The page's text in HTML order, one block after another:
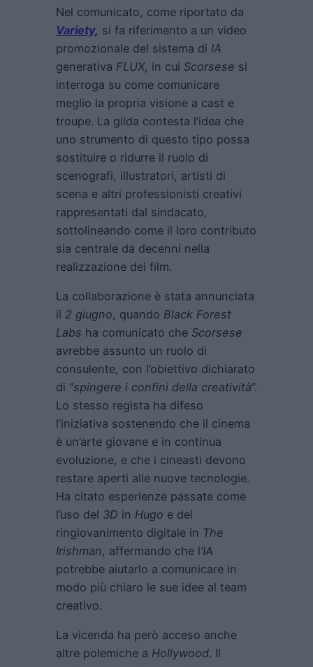
Nel comunicato, come riportato da
Variety, si fa riferimento a un video
promozionale del sistema di IA
generativa FLUX, in cui Scorsese si
interroga su come comunicare
meglio la propria visione a cast e
troupe. La gilda contesta l’idea che
uno strumento di questo tipo possa
sostituire o ridurre il ruolo di
scenografi, illustratori, artisti di
scena e altri professionisti creativi
rappresentati dal sindacato,
sottolineando come il loro contributo
sia centrale da decenni nella
realizzazione dei film.
La collaborazione è stata annunciata
il 2 giugno, quando Black Forest
Labs ha comunicato che Scorsese
avrebbe assunto un ruolo di
consulente, con l’obiettivo dichiarato
di “spingere i confini della creatività”.
Lo stesso regista ha difeso
l’iniziativa sostenendo che il cinema
è un’arte giovane e in continua
evoluzione, e che i cineasti devono
restare aperti alle nuove tecnologie.
Ha citato esperienze passate come
l’uso del 3D in Hugo e del
ringiovanimento digitale in The
Irishman, affermando che l’IA
potrebbe aiutarlo a comunicare in
modo più chiaro le sue idee al team
creativo.
La vicenda ha però acceso anche
altre polemiche a Hollywood. Il